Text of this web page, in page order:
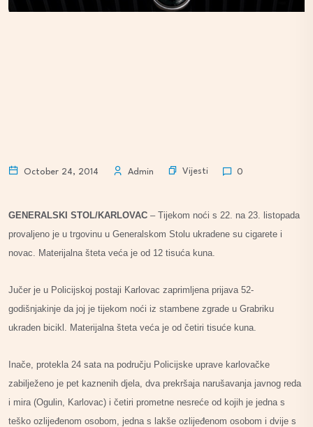
October 24, 2014 Admin Vijesti 0
GENERALSKI STOL/KARLOVAC – Tijekom noći s 22. na 23. listopada
provaljeno je u trgovinu u Generalskom Stolu ukradene su cigarete i
novac. Materijalna šteta veća je od 12 tisuća kuna.
Jučer je u Policijskoj postaji Karlovac zaprimljena prijava 52-
godišnjakinje da joj je tijekom noći iz stambene zgrade u Grabriku
ukraden bicikl. Materijalna šteta veća je od četiri tisuće kuna.
Inače, protekla 24 sata na području Policijske uprave karlovačke
zabilježeno je pet kaznenih djela, dva prekršaja narušavanja javnog reda
i mira (Ogulin, Karlovac) i četiri prometne nesreće od kojih je jedna s
teško ozlijeđenom osobom, jedna s lakše ozlijeđenom osobom i dvije s